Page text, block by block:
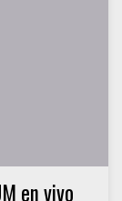
en vivo